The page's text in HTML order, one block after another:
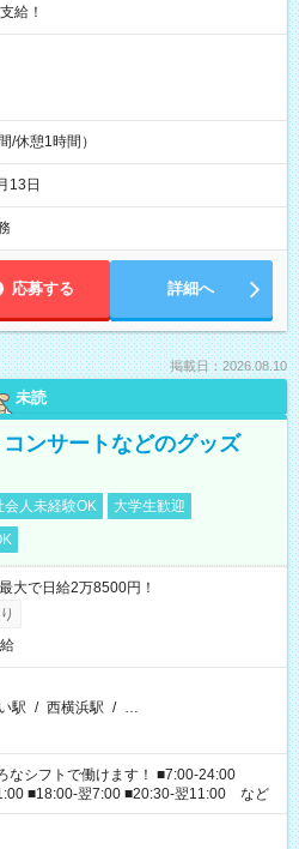
給！
/休憩1時間）
13日
応募する 詳細へ
掲載日：2026.08.10
未読
ンサートなどのグッズ
会人未経験OK
大学生歓迎
大で日給2万8500円！
駅 / 西横浜駅 / …
なシフトで働けます！ ■7:00-24:00
■18:00-翌7:00 ■20:30-翌11:00 など